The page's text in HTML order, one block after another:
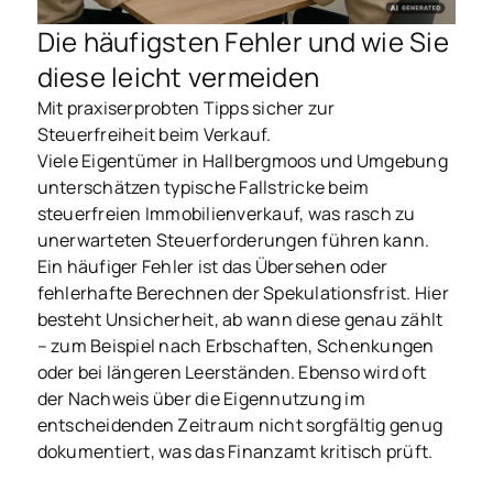
Die häufigsten Fehler und wie Sie
diese leicht vermeiden
Mit praxiserprobten Tipps sicher zur
Steuerfreiheit beim Verkauf.
Viele Eigentümer in Hallbergmoos und Umgebung
unterschätzen typische Fallstricke beim
steuerfreien Immobilienverkauf, was rasch zu
unerwarteten Steuerforderungen führen kann.
Ein häufiger Fehler ist das Übersehen oder
fehlerhafte Berechnen der Spekulationsfrist. Hier
besteht Unsicherheit, ab wann diese genau zählt
– zum Beispiel nach Erbschaften, Schenkungen
oder bei längeren Leerständen. Ebenso wird oft
der Nachweis über die Eigennutzung im
entscheidenden Zeitraum nicht sorgfältig genug
dokumentiert, was das Finanzamt kritisch prüft.